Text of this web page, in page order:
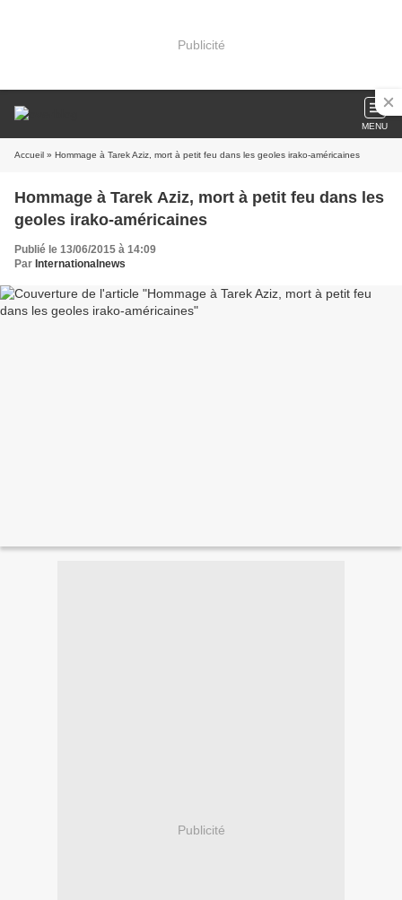
Publicité
MENU
Accueil » Hommage à Tarek Aziz, mort à petit feu dans les geoles irako-américaines
Hommage à Tarek Aziz, mort à petit feu dans les
geoles irako-américaines
Publié le 13/06/2015 à 14:09
Par Internationalnews
Publicité